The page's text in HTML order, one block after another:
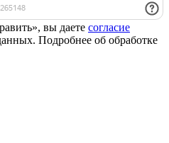
вы даете согласие
Подробнее об обработке